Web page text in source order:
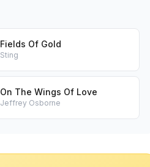
Fields Of Gold
Sting
On The Wings Of Love
Jeffrey Osborne